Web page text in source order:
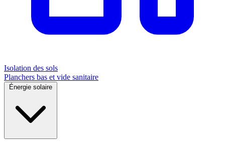
Isolation des sols
Planchers bas et vide sanitaire